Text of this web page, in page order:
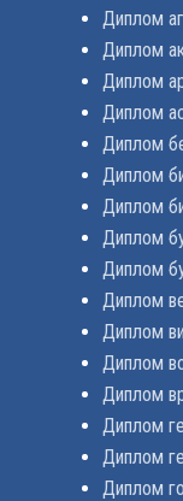
Диплом
Диплом
Диплом
Диплом
Диплом
Диплом
Диплом
Диплом
Диплом
Диплом
Диплом
Диплом
Диплом
Диплом
Диплом
Диплом